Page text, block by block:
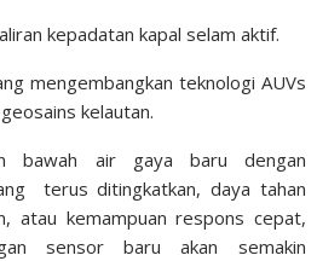
kepadatan kapal selam aktif.
mengembangkan teknologi AUVs
kelautan.
bawah air gaya baru dengan
terus ditingkatkan, daya tahan
atau kemampuan respons cepat,
sensor baru akan semakin